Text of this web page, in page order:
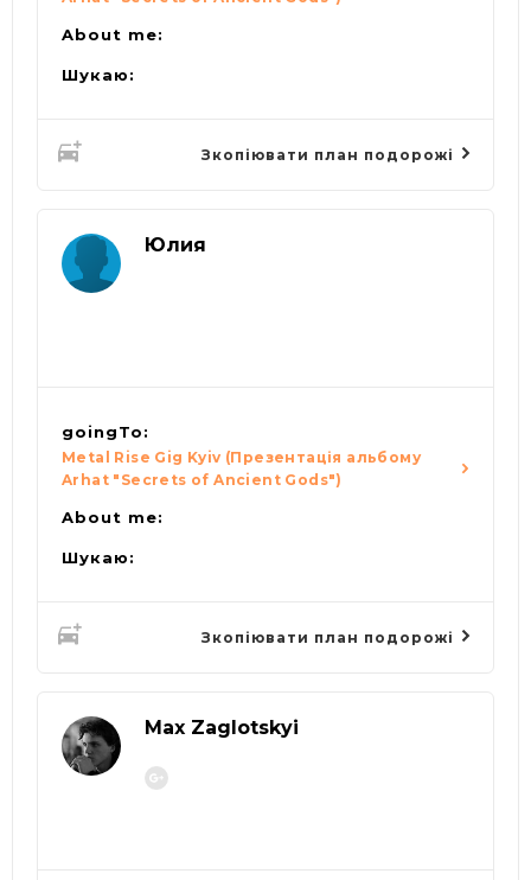
About me:
Шукаю:
Зкопіювати план подорожі
Юлия
goingTo:
Metal Rise Gig Kyiv (Презентація альбому
Arhat "Secrets of Ancient Gods")
About me:
Шукаю:
Зкопіювати план подорожі
Max Zaglotskyi